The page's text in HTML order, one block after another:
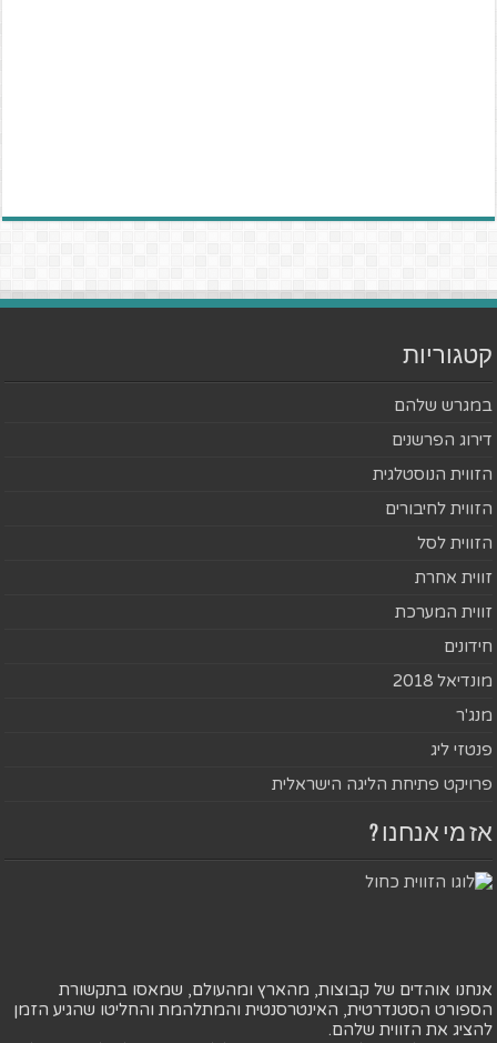
קטגוריות
במגרש שלהם
דירוג הפרשנים
הזווית הנוסטלגית
הזווית לחיבורים
הזווית לסל
זווית אחרת
זווית המערכת
חידונים
מונדיאל 2018
מנג'ר
פנטזי ליג
פרויקט פתיחת הליגה הישראלית
אז מי אנחנו ?
אנחנו אוהדים של קבוצות, מהארץ ומהעולם, שמאסו בתקשורת
הספורט הסטנדרטית, האינטרסנטית והמתלהמת והחליטו שהגיע הזמן
להציג את הזווית שלהם.